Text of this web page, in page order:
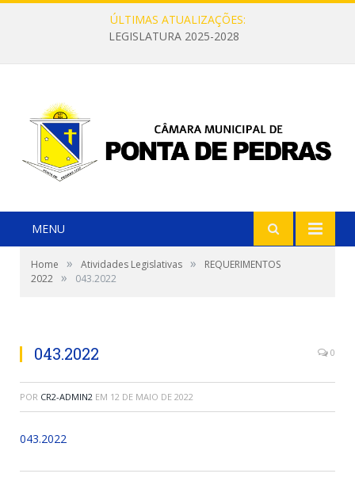
ÚLTIMAS ATUALIZAÇÕES:
LEGISLATURA 2025-2028
MENU
Home » Atividades Legislativas »
REQUERIMENTOS
2022 » 043.2022
043.2022 0
POR CR2-ADMIN2 EM 12 DE MAIO DE 2022
043.2022